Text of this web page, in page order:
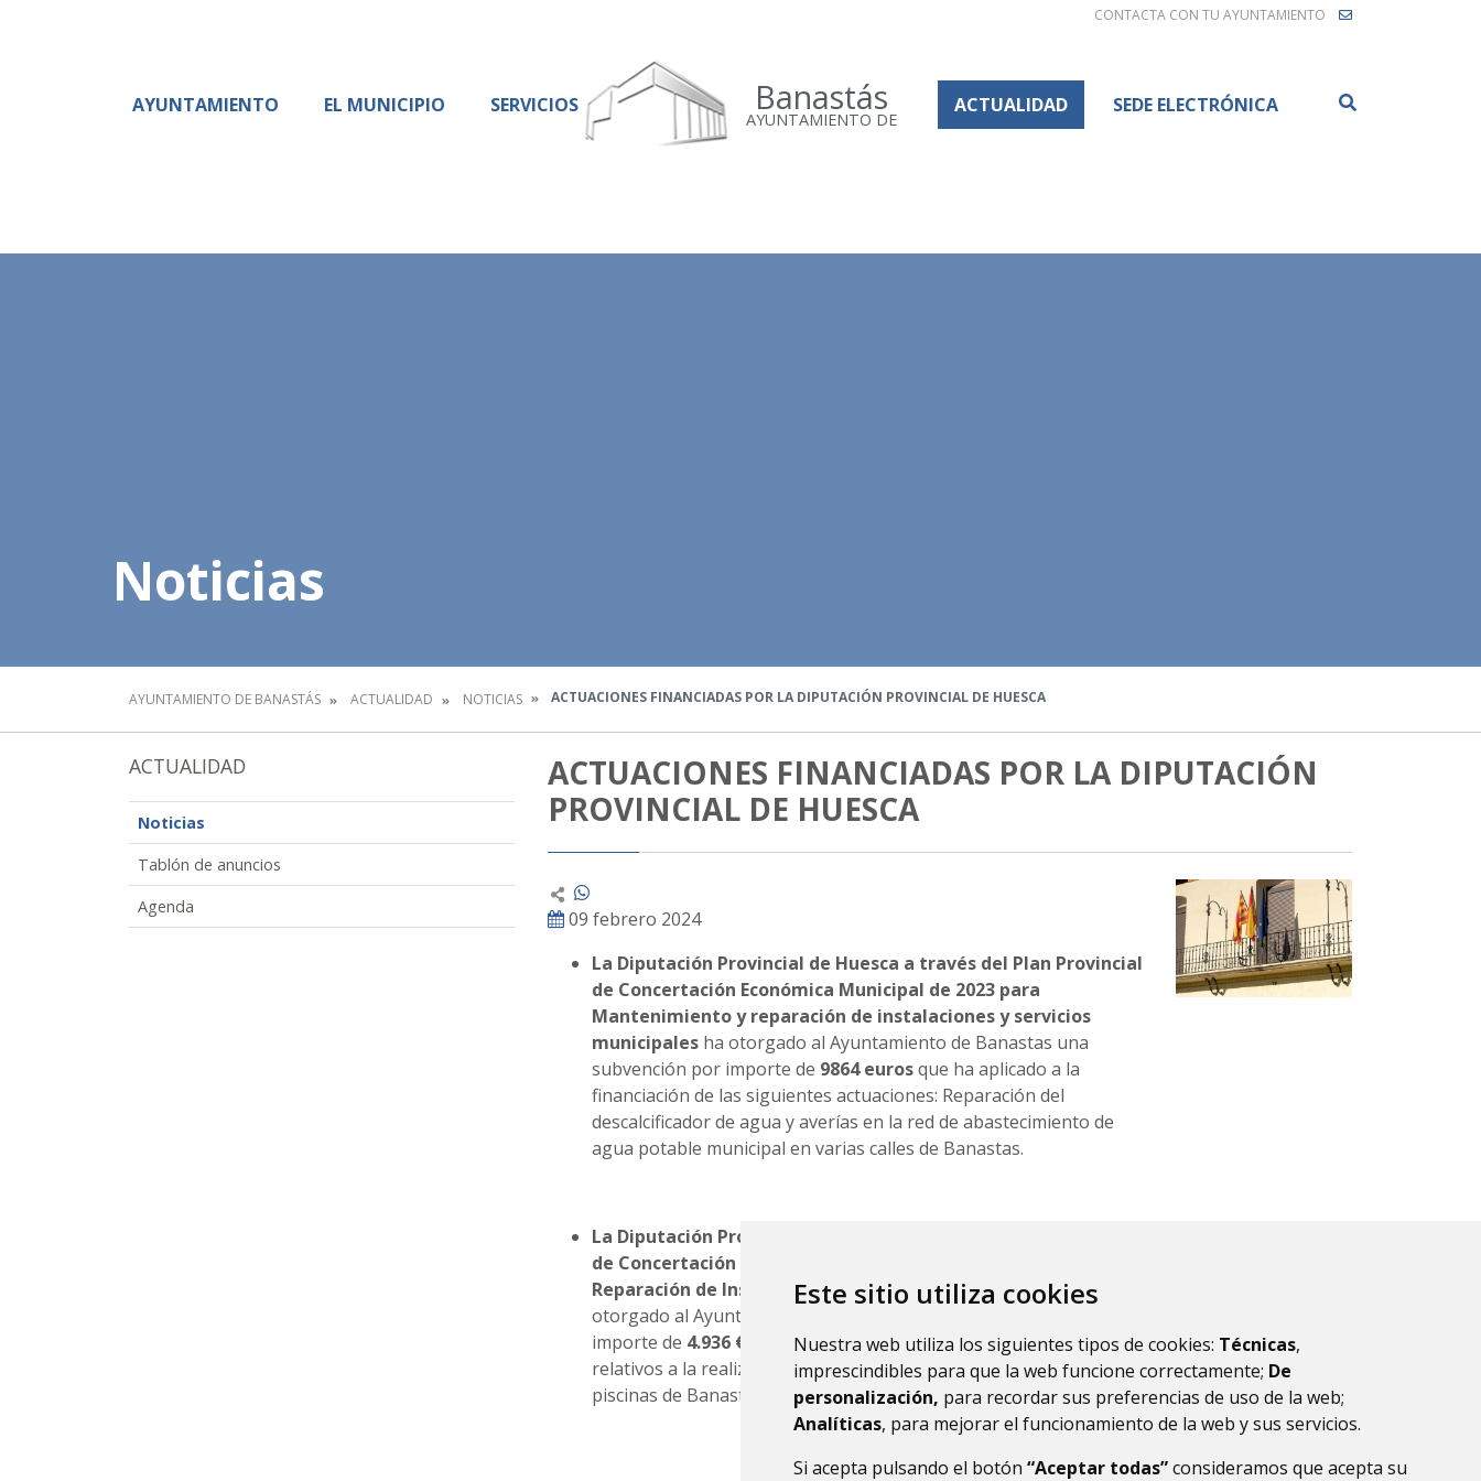
Este sitio utiliza cookies
Nuestra web utiliza los siguientes tipos de cookies: Técnicas,
imprescindibles para que la web funcione correctamente; De
personalización, para recordar sus preferencias de uso de la web;
Analíticas, para mejorar el funcionamiento de la web y sus servicios.
Si acepta pulsando el botón “Aceptar todas”consideramos que acepta su
CONTACTA CON TU AYUNTAMIENTO
Banastás
AYUNTAMIENTO DE
AYUNTAMIENTO EL MUNICIPIO SERVICIOS ACTUALIDAD SEDE ELECTRÓNICA
Noticias
AYUNTAMIENTO DE BANASTÁS ACTUALIDAD NOTICIAS ACTUACIONES FINANCIADAS POR LA DIPUTACIÓN PROVINCIAL DE HUESCA
ACTUALIDAD
Noticias
Tablón de anuncios
Agenda
ACTUACIONES FINANCIADAS POR LA DIPUTACIÓN
PROVINCIAL DE HUESCA
09 febrero 2024
La Diputación Provincial de Huesca a través del Plan Provincial
de Concertación Económica Municipal de 2023 para
Mantenimiento y reparación de instalaciones y servicios
municipales ha otorgado al Ayuntamiento de Banastas una
subvención por importe de 9864 eurosque ha aplicado a la
financiación de las siguientes actuaciones: Reparación del
descalcificador de agua y averías en la red de abastecimiento de
agua potable municipal en varias calles de Banastas.
La Diputación Provincial de Huesca a través del Plan Provincial
de Concertación Económica Municipal Mantenimiento y
Reparación de Instalaciones y Servicios Municipales 2024ha
otorgado al Ayuntamiento de Banastás una subvención por
importe de 4.936 €
que se ha aplicado a la financiación de gastos
relativos a la realización de actividades de mantenimiento de las
piscinas de Banastás.